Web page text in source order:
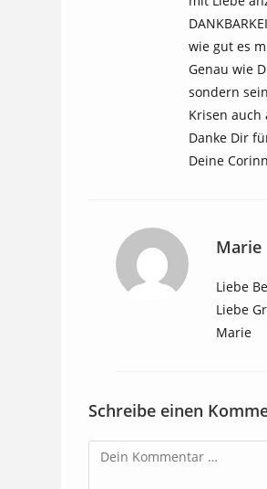
wie gut es
Genau wie
sondern
Krisen auch
Danke Dir
Deine
Marie
Liebe
Liebe
Marie
Schreibe einen
Kommentar